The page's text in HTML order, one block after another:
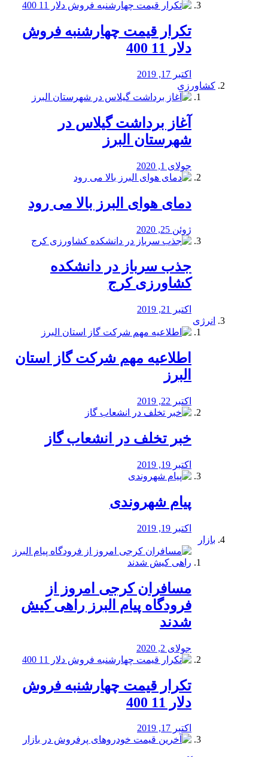
تکرار قیمت چهارشنبه فروش
دلار 11 400
اکتبر 17, 2019
کشاورزی
آغاز برداشت گیلاس در
شهرستان البرز
جولای 1, 2020
دمای هوای البرز بالا می رود
ژوئن 25, 2020
جذب سرباز در دانشکده
کشاورزی کرج
اکتبر 21, 2019
انرژی
️اطلاعیه مهم شرکت گاز استان
البرز
اکتبر 22, 2019
خبر تخلف در انشعاب گاز
اکتبر 19, 2019
پیام شهروندی
اکتبر 19, 2019
بازار
مسافران کرجی امروز از
فرودگاه پیام البرز راهی کیش
شدند
جولای 2, 2020
تکرار قیمت چهارشنبه فروش
دلار 11 400
اکتبر 17, 2019